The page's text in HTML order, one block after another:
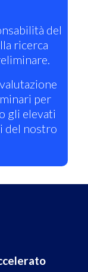
del
ricerca
per
gli elevati
del nostro